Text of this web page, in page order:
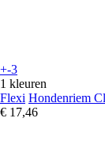
+-3
1 kleuren
Flexi Hondenriem
€ 17,46